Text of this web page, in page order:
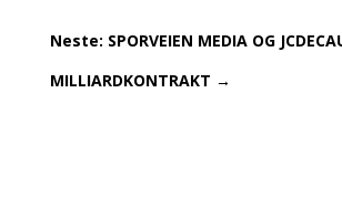
Neste: SPORVEIEN MEDIA OG
MILLIARDKONTRAKT →